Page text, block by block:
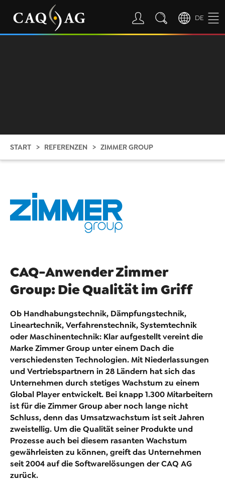
DE
START REFERENZEN ZIMMER GROUP
CAQ-Anwender Zimmer
Group: Die Qualität im Griff
Ob Handhabungstechnik, Dämpfungstechnik,
Lineartechnik, Verfahrenstechnik, Systemtechnik
oder Maschinentechnik: Klar aufgestellt vereint die
Marke Zimmer Group unter einem Dach die
verschiedensten Technologien. Mit Niederlassungen
und Vertriebspartnern in 28 Ländern hat sich das
Unternehmen durch stetiges Wachstum zu einem
Global Player entwickelt. Bei knapp 1.300 Mitarbeitern
ist für die Zimmer Group aber noch lange nicht
Schluss, denn das Umsatzwachstum ist seit Jahren
zweistellig. Um die Qualität seiner Produkte und
Prozesse auch bei diesem rasanten Wachstum
gewährleisten zu können, greift das Unternehmen
seit 2004 auf die Softwarelösungen der CAQ AG
zurück.